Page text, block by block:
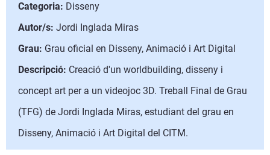
Categoria: Disseny
Autor/s: Jordi Inglada Miras
Grau: Grau oficial en Disseny, Animació i Art Digital
Descripció: Creació d'un worldbuilding, disseny i
concept art per a un videojoc 3D. Treball Final de Grau
(TFG) de Jordi Inglada Miras, estudiant del grau en
Disseny, Animació i Art Digital del CITM.